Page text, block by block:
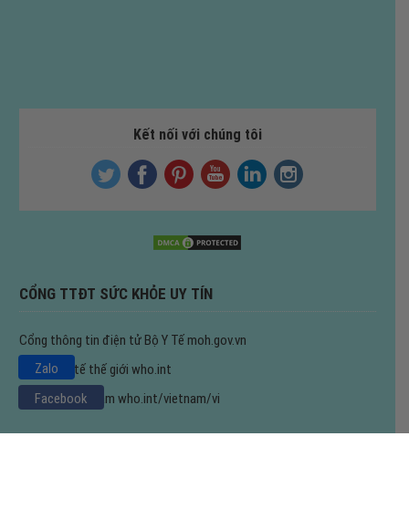
Kết nối với chúng tôi
CỔNG TTĐT SỨC KHỎE UY TÍN
Cổng thông tin điện tử Bộ Y Tế moh.gov.vn
Tổ chức y tế thế giớiwho.int
WHO tại Việt Namwho.int/vietnam/vi
Zalo
Facebook